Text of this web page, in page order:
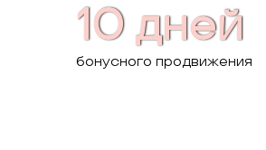
10 дней
бонусного продвижения